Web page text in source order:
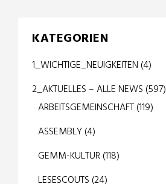
KATEGORIEN
1_WICHTIGE_NEUIGKEITEN (4)
2_AKTUELLES – ALLE NEWS (597)
ARBEITSGEMEINSCHAFT(119)
ASSEMBLY(4)
GEMM-KULTUR(118)
LESESCOUTS (24)